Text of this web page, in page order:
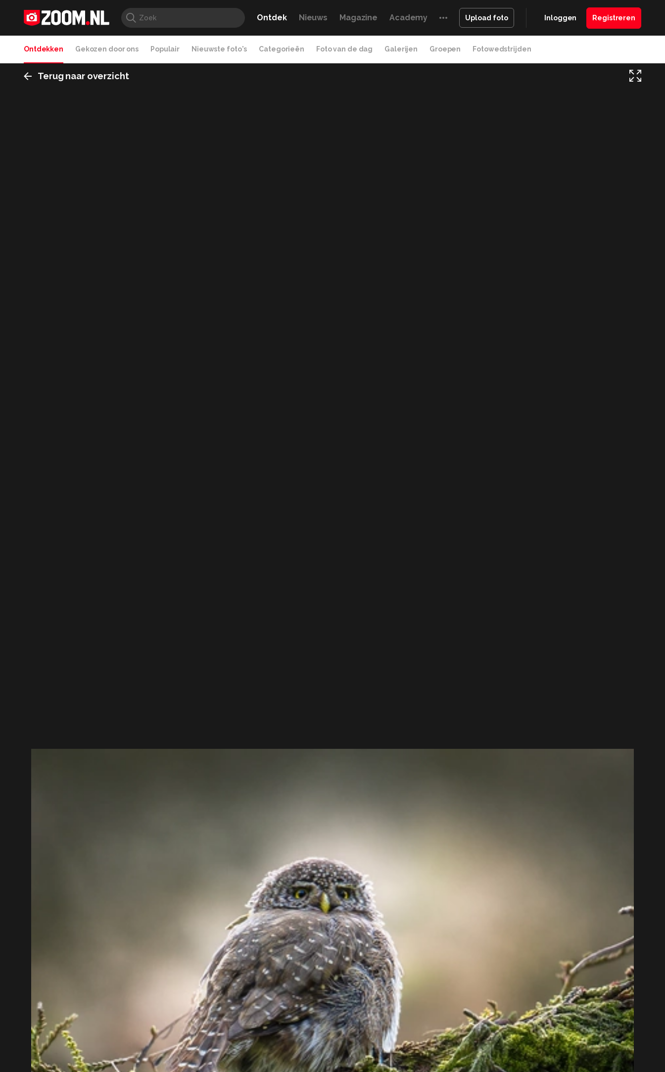
Ontdek Nieuws Magazine Academy Upload foto Inloggen Registreren
Ontdekken Gekozen door ons Populair Nieuwste foto's Categorieën Foto van de dag Galerijen Groepen Fotowedstrijden
Terug naar overzicht